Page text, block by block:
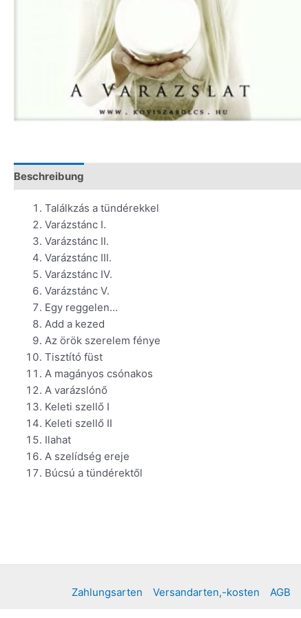
Beschreibung
Találkzás a tündérekkel
Varázstánc I.
Varázstánc II.
Varázstánc III.
Varázstánc IV.
Varázstánc V.
Egy reggelen…
Add a kezed
Az örök szerelem fénye
Tisztító füst
A magányos csónakos
A varázslónő
Keleti szellő I
Keleti szellő II
Ilahat
A szelídség ereje
Búcsú a tündérektől
Zahlungsarten Versandarten,-kosten AGB